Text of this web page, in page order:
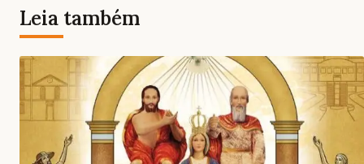
Leia também